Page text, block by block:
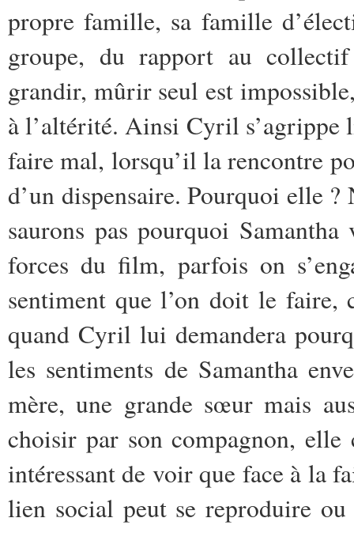
propre famille, sa famille
groupe, du rapport au
grandir, mûrir seul est
à l’altérité. Ainsi Cyril s’agrippe
faire mal, lorsqu’il la rencontre
d’un dispensaire. Pourquoi elle
saurons pas pourquoi
forces du film, parfois on
sentiment que l’on doit le faire,
quand Cyril lui demandera
les sentiments de Samantha
mère, une grande sœur mais
choisir par son compagnon,
intéressant de voir que face à la
lien social peut se reproduire